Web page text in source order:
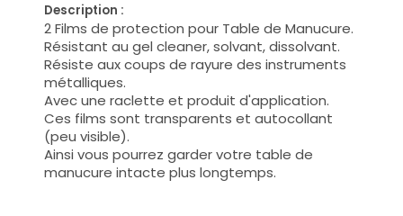
Description :
2 Films de protection pour Table de Manucure.
Résistant au gel cleaner, solvant, dissolvant.
Résiste aux coups de rayure des instruments
métalliques.
Avec une raclette et produit d'application.
Ces films sont transparents et autocollant
(peu visible).
Ainsi vous pourrez garder votre table de
manucure intacte plus longtemps.